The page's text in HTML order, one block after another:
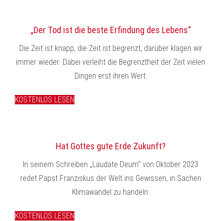
„Der Tod ist die beste Erfindung des Lebens“
Die Zeit ist knapp, die Zeit ist begrenzt, darüber klagen wir
immer wieder: Dabei verleiht die Begrenztheit der Zeit vielen
Dingen erst ihren Wert.
KOSTENLOS LESEN
Hat Gottes gute Erde Zukunft?
In seinem Schreiben „Laudate Deum“ von Oktober 2023
redet Papst Franziskus der Welt ins Gewissen, in Sachen
Klimawandel zu handeln.
KOSTENLOS LESEN